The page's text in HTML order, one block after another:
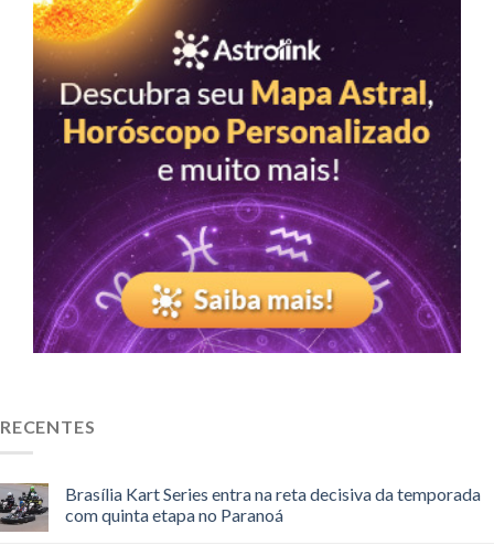
RECENTES
Brasília Kart Series entra na reta decisiva da temporada
com quinta etapa no Paranoá